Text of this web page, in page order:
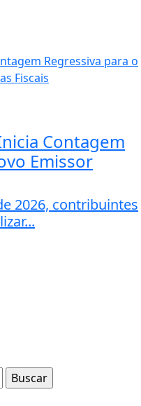
Contagem
Emissor
2026, contribuintes